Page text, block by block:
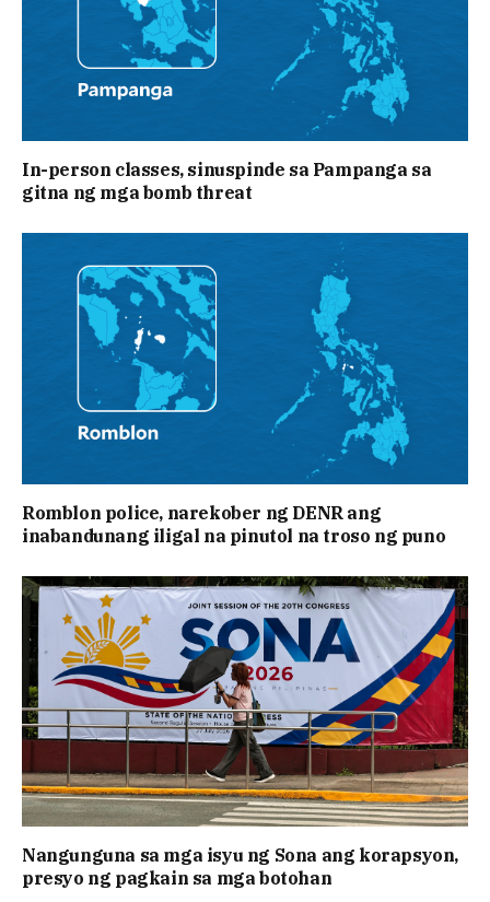
In-person classes, sinuspinde sa Pampanga sa
gitna ng mga bomb threat
Romblon police, narekober ng DENR ang
inabandunang iligal na pinutol na troso ng puno
Nangunguna sa mga isyu ng Sona ang korapsyon,
presyo ng pagkain sa mga botohan